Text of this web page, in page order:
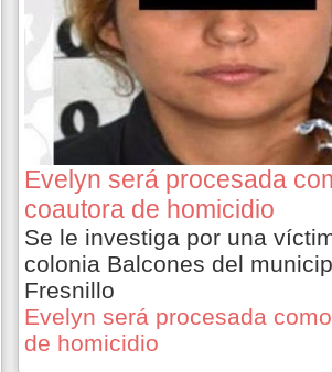
Evelyn será procesada
coautora de homicidio
Se le investiga por una
colonia Balcones del
Fresnillo
Evelyn será procesada
de homicidio